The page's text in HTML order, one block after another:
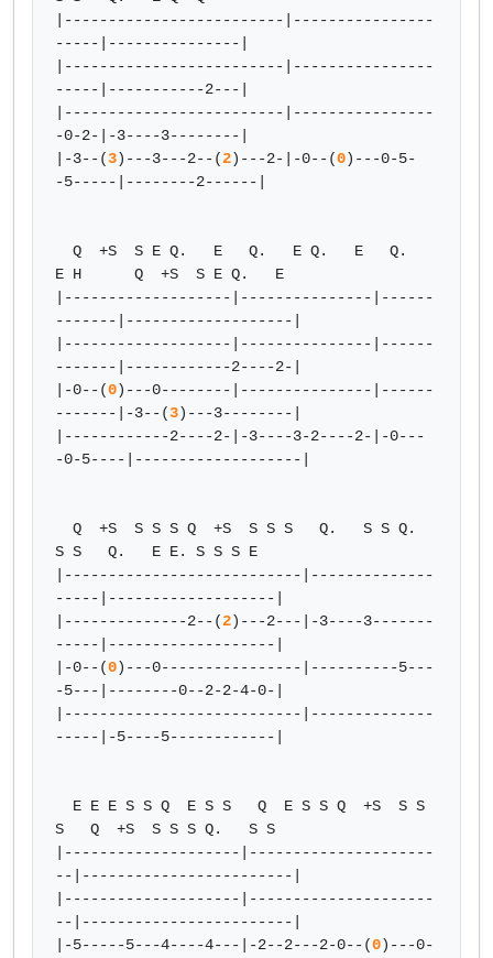
|-------------------------|----------------
-----|---------------|
|-------------------------|----------------
-----|-----------2---|
|-------------------------|----------------
-0-2-|-3----3--------|
|-3--(3)---3---2--(2)---2-|-0--(0)---0-5-
-5-----|--------2------|
E H      Q  +S  S E Q.   E
|-------------------|---------------|------
-------|-------------------|
|-------------------|---------------|------
-------|------------2----2-|
|-0--(0)---0--------|---------------|------
-------|-3--(3)---3--------|
|------------2----2-|-3----3-2----2-|-0---
-0-5----|-------------------|
S S   Q.   E E. S S S E
|---------------------------|--------------
-----|-------------------|
|--------------2--(2)---2---|-3----3-------
-----|-------------------|
|-0--(0)---0----------------|----------5---
-5---|--------0--2-2-4-0-|
|---------------------------|--------------
-----|-5----5------------|
S   Q  +S  S S S Q.   S S
|--------------------|---------------------
--|------------------------|
|--------------------|---------------------
--|------------------------|
|-5-----5---4----4---|-2--2---2-0--(0)---0-